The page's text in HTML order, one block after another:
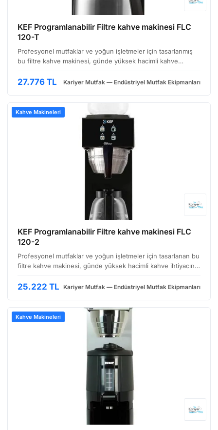
KEF Programlanabilir Filtre kahve makinesi FLC
120-T
Profesyonel mutfaklar ve yoğun işletmeler için tasarlanmış
bu filtre kahve makinesi, günde yüksek hacimli kahve
programlanabilir özellikleri sayesinde hem…
27.776 TL Kariyer Mutfak — Endüstriyel Mutfak Ekipmanları
Kahve Makineleri
KEF Programlanabilir Filtre kahve makinesi FLC
120-2
Profesyonel mutfaklar ve yoğun işletmeler için tasarlanan bu
filtre kahve makinesi, günde yüksek hacimli kahve ihtiyacını
programlanabilir özelliğiyle kullanım kolaylı…
25.222 TL Kariyer Mutfak — Endüstriyel Mutfak Ekipmanları
Kahve Makineleri